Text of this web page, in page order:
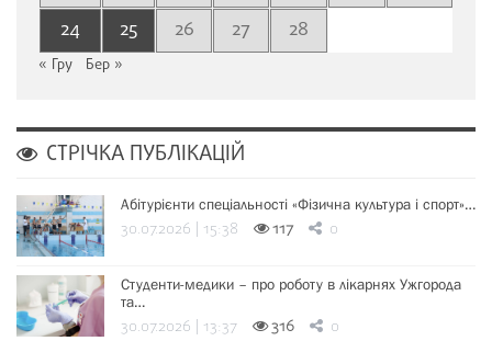
24
25 26 27 28
« Гру Бер »
СТРІЧКА ПУБЛІКАЦІЙ
Абітурієнти спеціальності «Фізична культура і спорт»…
30.07.2026 | 15:38 117 0
Студенти-медики – про роботу в лікарнях Ужгорода
та…
30.07.2026 | 13:37 316 0